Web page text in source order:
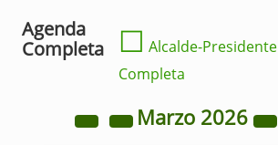
Agenda
Completa
☐ Alcalde-Presidente
Completa
Marzo 2026